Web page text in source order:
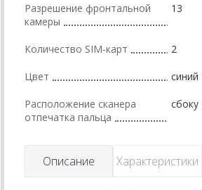
Разрешение фронтальной
камеры
13
Количество SIM-карт 2
Цвет синий
Расположение сканера
отпечатка пальца
сбоку
Описание Характеристики